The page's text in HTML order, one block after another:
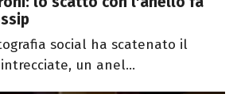
social ha scatenato il
un anel...